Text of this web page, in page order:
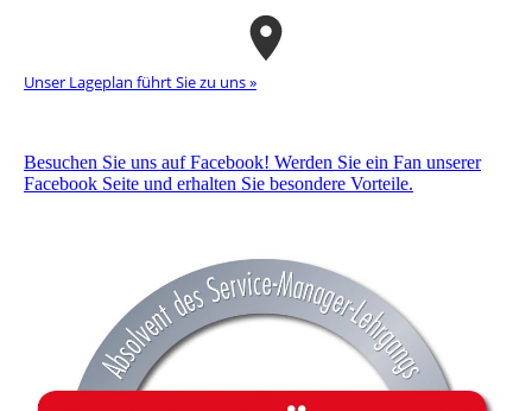
Unser La­ge­plan führt Sie zu uns »
Besuchen Sie uns auf Facebook! Werden Sie ein Fan unserer
Facebook Seite und erhalten Sie besondere Vorteile.